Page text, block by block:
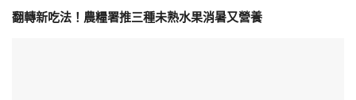
翻轉新吃法！農糧署推三種未熟水果消暑又營養